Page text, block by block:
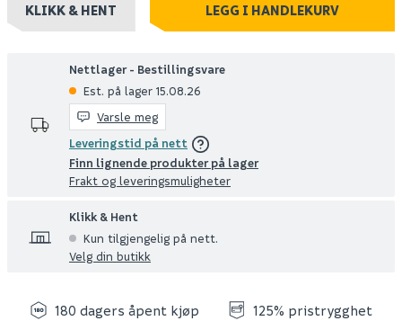
KLIKK & HENT LEGG I HANDLEKURV
Nettlager - Bestillingsvare
Est. på lager 15.08.26
Varsle meg
Leveringstid på nett
Finn lignende produkter på lager
Frakt og leveringsmuligheter
Klikk & Hent
Kun tilgjengelig på nett.
Velg din butikk
180 dagers åpent kjøp 125% pristrygghet